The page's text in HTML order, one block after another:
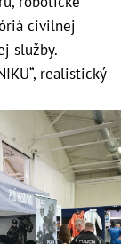
civilnej
služby.
realistický